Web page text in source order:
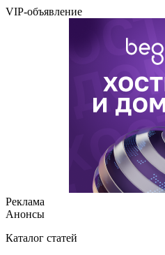
VIP-объявление
Реклама
Анонсы
Каталог статей